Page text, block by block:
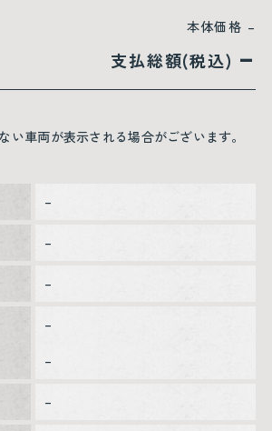
本体価格 –
支払総額(税込) –
い車両が表示される場合がございます。
–
–
–
–
–
–